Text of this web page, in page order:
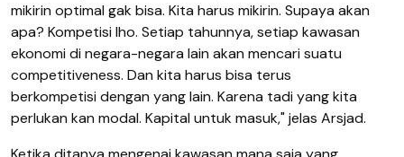
mikirin optimal gak bisa. Kita harus mikirin. Supaya akan
apa? Kompetisi lho. Setiap tahunnya, setiap kawasan
ekonomi di negara-negara lain akan mencari suatu
competitiveness. Dan kita harus bisa terus
berkompetisi dengan yang lain. Karena tadi yang kita
perlukan kan modal. Kapital untuk masuk," jelas Arsjad.